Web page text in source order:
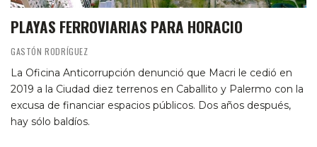
PLAYAS FERROVIARIAS PARA HORACIO
GASTÓN RODRÍGUEZ
La Oficina Anticorrupción denunció que Macri le cedió en
2019 a la Ciudad diez terrenos en Caballito y Palermo con la
excusa de financiar espacios públicos. Dos años después,
hay sólo baldíos.